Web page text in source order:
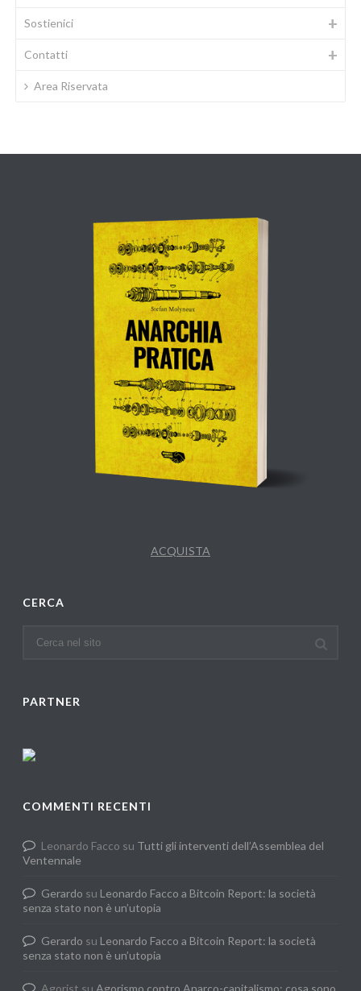
Sostienici
Contatti
Area Riservata
ACQUISTA
CERCA
PARTNER
COMMENTI RECENTI
Leonardo Facco su Tutti gli interventi dell’Assemblea del
Ventennale
Gerardo su Leonardo Facco a Bitcoin Report: la società
senza stato non è un’utopia
Gerardo su Leonardo Facco a Bitcoin Report: la società
senza stato non è un’utopia
Agorist su Agorismo contro Anarco-capitalismo: cosa sono